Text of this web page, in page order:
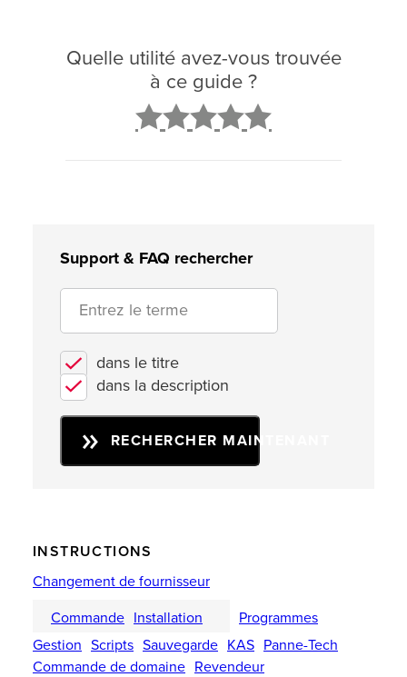
Quelle utilité avez-vous trouvée
à ce guide ?
Support & FAQ rechercher
dans le titre
dans la description
RECHERCHER MAINTENANT
INSTRUCTIONS
Changement de fournisseur
Commande Installation
Programmes
Gestion Scripts Sauvegarde KAS Panne-Tech
Commande de domaine Revendeur